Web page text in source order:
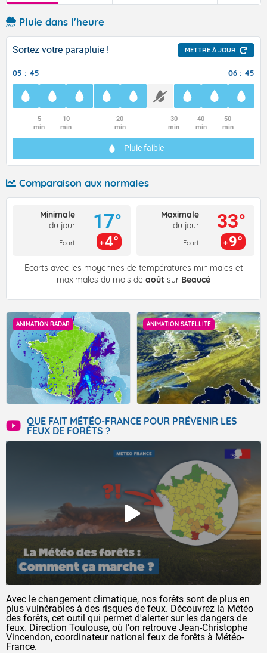
Pluie dans l'heure
Sortez votre parapluie ! METTRE À JOUR
05 : 45 06 : 45
5
min
10
min
20
min
30
min
40
min
50
min
Pluie faible
Comparaison aux normales
Minimale
du jour
Ecart
17°
4°
Maximale
du jour
Ecart
33°
9°
Écarts avec les moyennes de températures minimales et
maximales du mois de août sur Beaucé
ANIMATION RADAR ANIMATION SATELLITE
QUE FAIT MÉTÉO-FRANCE POUR PRÉVENIR LES
FEUX DE FORÊTS ?
Avec le changement climatique, nos forêts sont de plus en
plus vulnérables à des risques de feux. Découvrez la Météo
des forêts, cet outil qui permet d'alerter sur les dangers de
feux. Direction Toulouse, où l'on retrouve Jean-Christophe
Vincendon, coordinateur national feux de forêts à Météo-
France.